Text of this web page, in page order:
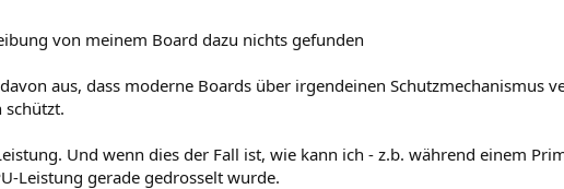
von meinem Board dazu nichts gefunden
aus, dass moderne Boards über irgendeinen Schutzmechanismus
schützt.
Und wenn dies der Fall ist, wie kann ich - z.b. während einem
Leistung gerade gedrosselt wurde.